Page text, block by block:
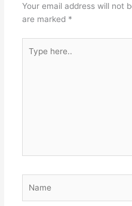
Your email address will not
are marked *
here..